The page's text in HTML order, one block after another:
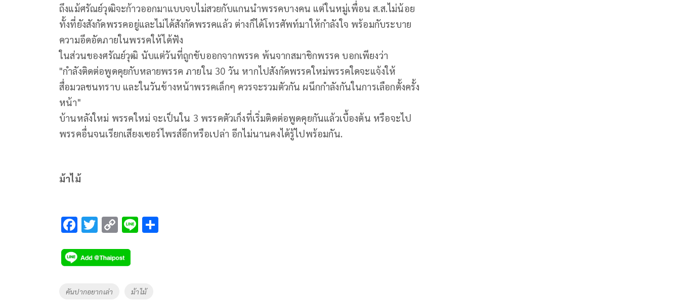
ถึงแม้ศรัณย์วุฒิจะก้าวออกมาแบบจบไม่สวยกับแกนนำพรรคบางคน แต่ในหมู่เพื่อน ส.ส.ไม่น้อย
ทั้งที่ยังสังกัดพรรคอยู่และไม่ได้สังกัดพรรคแล้ว ต่างก็ได้โทรศัพท์มาให้กำลังใจ พร้อมกับระบาย
ความอึดอัดภายในพรรคให้ได้ฟัง
ในส่วนของศรัณย์วุฒิ นับแต่วันที่ถูกขับออกจากพรรค พ้นจากสมาชิกพรรค บอกเพียงว่า
"กำลังติดต่อพูดคุยกับหลายพรรค ภายใน 30 วัน หากไปสังกัดพรรคใหม่พรรคใดจะแจ้งให้
สื่อมวลชนทราบ และในวันข้างหน้าพรรคเล็กๆ ควรจะรวมตัวกัน ผนึกกำลังกันในการเลือกตั้งครั้ง
หน้า"
บ้านหลังใหม่ พรรคใหม่ จะเป็นใน 3 พรรคตัวเก็งที่เริ่มติดต่อพูดคุยกันแล้วเบื้องต้น หรือจะไป
พรรคอื่นจนเรียกเสียงเซอร์ไพรส์อีกหรือเปล่า อีกไม่นานคงได้รู้ไปพร้อมกัน.
ม้าไม้
F
e
b
o
T
tt
er
C
p
y
Li
Li
Tags
คันปากอยากเล่า ม้าไม้